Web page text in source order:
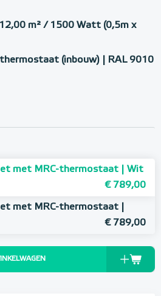
m² / 1500 Watt (0,5m x
(inbouw) | RAL 9010
met MRC-thermostaat | Wit
€ 789,00
met MRC-thermostaat |
€ 789,00